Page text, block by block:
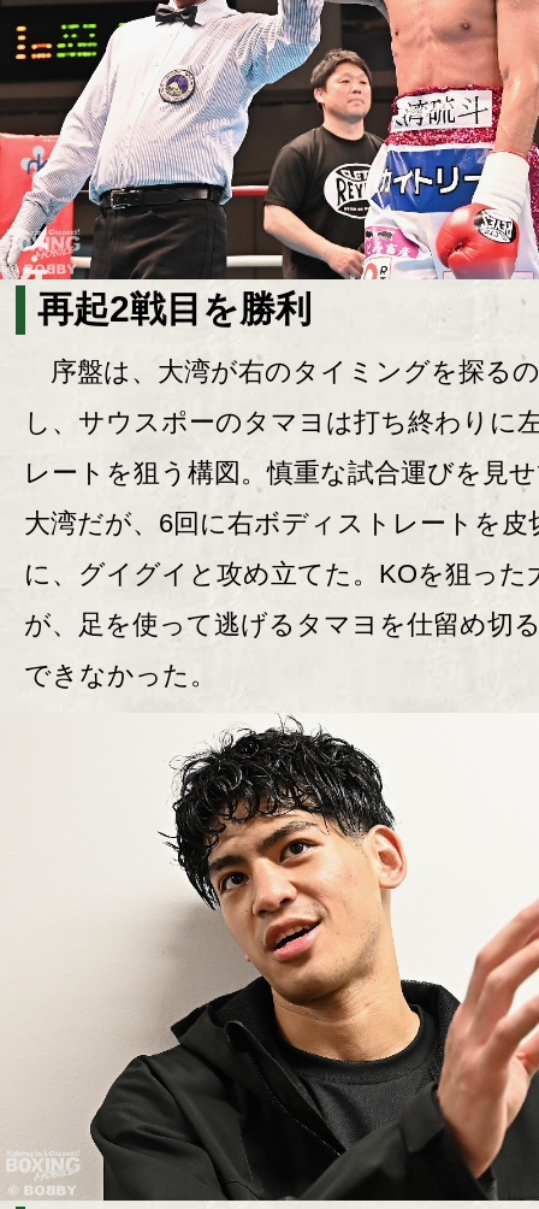
再起2戦目を勝利
序盤は、大湾が右のタイミングを探る
し、サウスポーのタマヨは打ち終わりに
レートを狙う構図。慎重な試合運びを見
大湾だが、6回に右ボディストレートを皮
に、グイグイと攻め立てた。KOを狙った
が、足を使って逃げるタマヨを仕留め切
できなかった。